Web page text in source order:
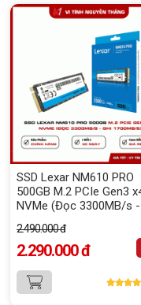
SSD Lexar NM610 PRO
500GB M.2 PCIe Gen3
NVMe (Đọc 3300MB/s -
2.490.000 đ
2.290.000 đ